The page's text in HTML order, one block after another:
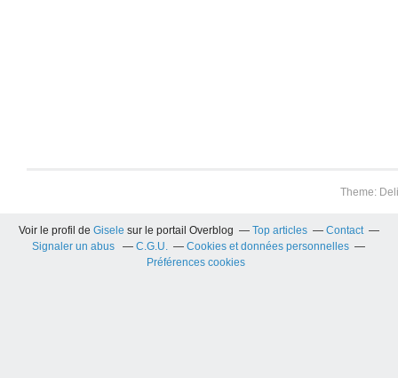
Theme:
Voir le profil de Gisele sur le portail Overblog Top articles
Contact
Signaler un abus
C.G.U.
Cookies et données personnelles
Préférences cookies